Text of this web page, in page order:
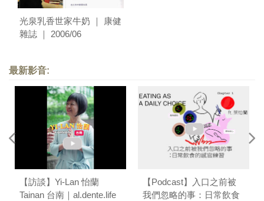
光泉乳香世家牛奶 ｜ 康健
雜誌 ｜ 2006/06
最新影音:
【訪談】Yi-Lan 怡蘭
Tainan 台南｜al.dente.life
【Podcast】入口之前被
我們忽略的事：日常飲食